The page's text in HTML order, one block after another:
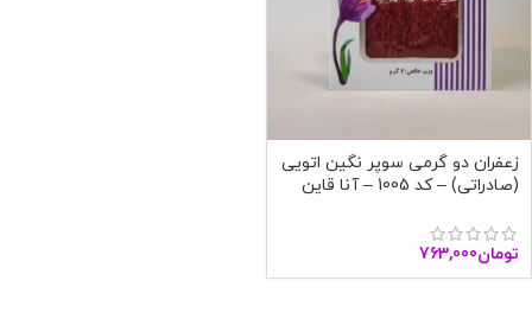
زعفران دو گرمی سوپر نگین اتویی
(صادراتی) – کد 1005 – آنا قاین
تومان763,000